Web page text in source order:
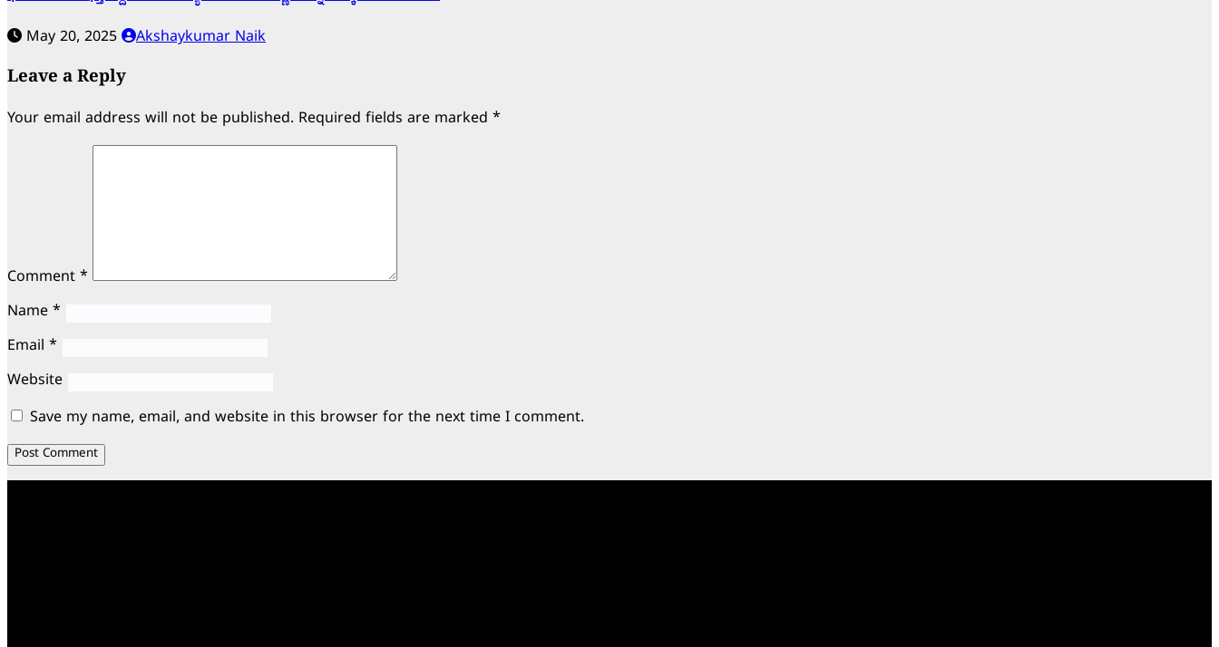
May 20, 2025 Akshaykumar Naik
Leave a Reply
Your email address will not be published. Required fields are marked *
Comment *
Name *
Email *
Website
Save my name, email, and website in this browser for the next time I comment.